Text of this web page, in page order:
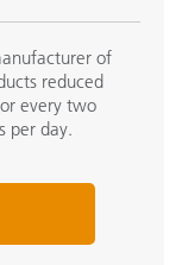
of
reduced
every two
per day.